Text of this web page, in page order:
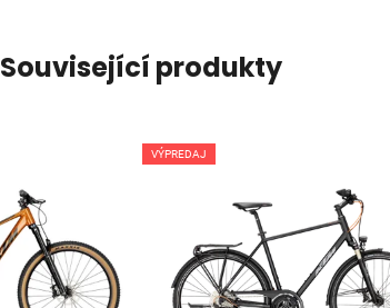
Související produkty
VÝPREDAJ